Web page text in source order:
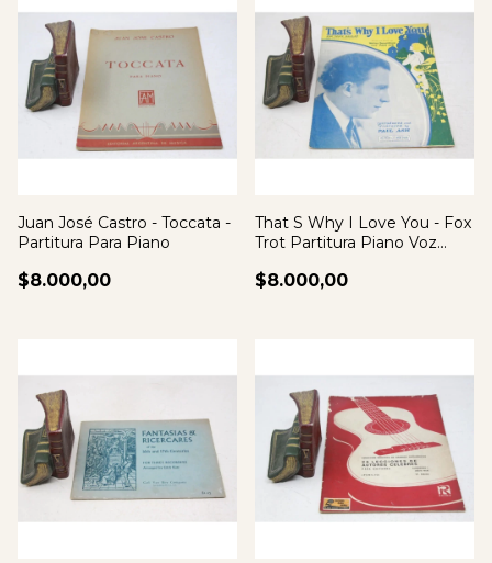
Juan José Castro - Toccata -
Partitura Para Piano
$8.000,00
That S Why I Love You - Fox
Trot Partitura Piano Voz
$8.000,00